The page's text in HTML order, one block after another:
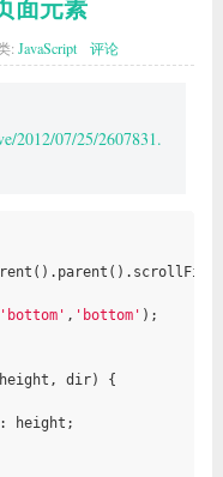
window size changes
, function
initial content
面元素
: JavaScript 评论
2012/07/25/2607831.
'bottom' , 'bottom' );
dir)
{
height;